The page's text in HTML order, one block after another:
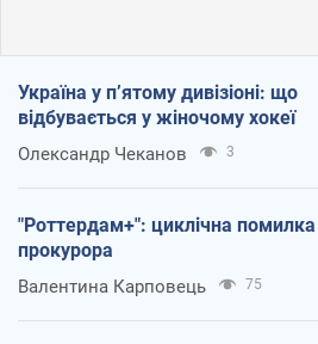
Україна у п’ятому дивізіоні: що
відбувається у жіночому хокеї
Олександр Чеканов 3
"Роттердам+": циклічна помилка
прокурора
Валентина Карповець 75